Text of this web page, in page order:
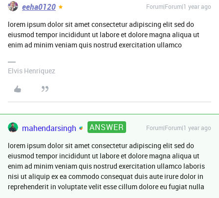
eeha0120 Forum|Forum|1 year ago
lorem ipsum dolor sit amet consectetur adipiscing elit sed do
eiusmod tempor incididunt ut labore et dolore magna aliqua ut
enim ad minim veniam quis nostrud exercitation ullamco
Elvis Henriquez
mahendarsingh ANSWER Forum|Forum|1 year ago
lorem ipsum dolor sit amet consectetur adipiscing elit sed do
eiusmod tempor incididunt ut labore et dolore magna aliqua ut
enim ad minim veniam quis nostrud exercitation ullamco laboris
nisi ut aliquip ex ea commodo consequat duis aute irure dolor in
reprehenderit in voluptate velit esse cillum dolore eu fugiat nulla